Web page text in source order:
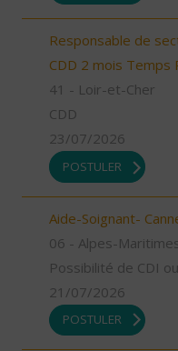
Responsable de
CDD 2 mois Temps
41 - Loir-et-Cher
CDD
23/07/2026
POSTULER
Aide-Soignant-
06 - Alpes-
Possibilité de CDI
21/07/2026
POSTULER